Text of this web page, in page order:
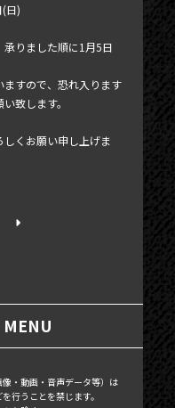
日)
りました順に1月5日
すので、恐れ入ります
致します。
くお願い申し上げま
・動画・音声データ等）は
行うことを禁じます。